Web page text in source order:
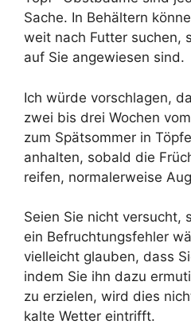
Sache. In Behältern
weit nach Futter suchen,
auf Sie angewiesen sind.
Ich würde vorschlagen,
zwei bis drei Wochen
zum Spätsommer in
anhalten, sobald die
reifen, normalerweise
Seien Sie nicht versucht,
ein Befruchtungsfehler
vielleicht glauben, dass
indem Sie ihn dazu
zu erzielen, wird dies
kalte Wetter eintrifft.